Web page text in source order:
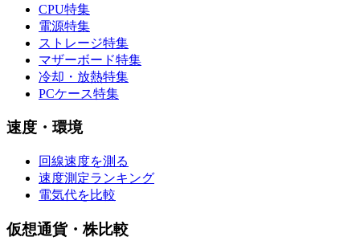
CPU特集
電源特集
ストレージ特集
マザーボード特集
冷却・放熱特集
PCケース特集
速度・環境
回線速度を測る
速度測定ランキング
電気代を比較
仮想通貨・株比較